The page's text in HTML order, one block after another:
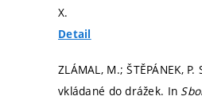
X.
Detail
ZLÁMAL, M.; ŠTĚPÁNEK,
vkládané do drážek. In